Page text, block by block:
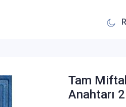
Tam
Anahtarı